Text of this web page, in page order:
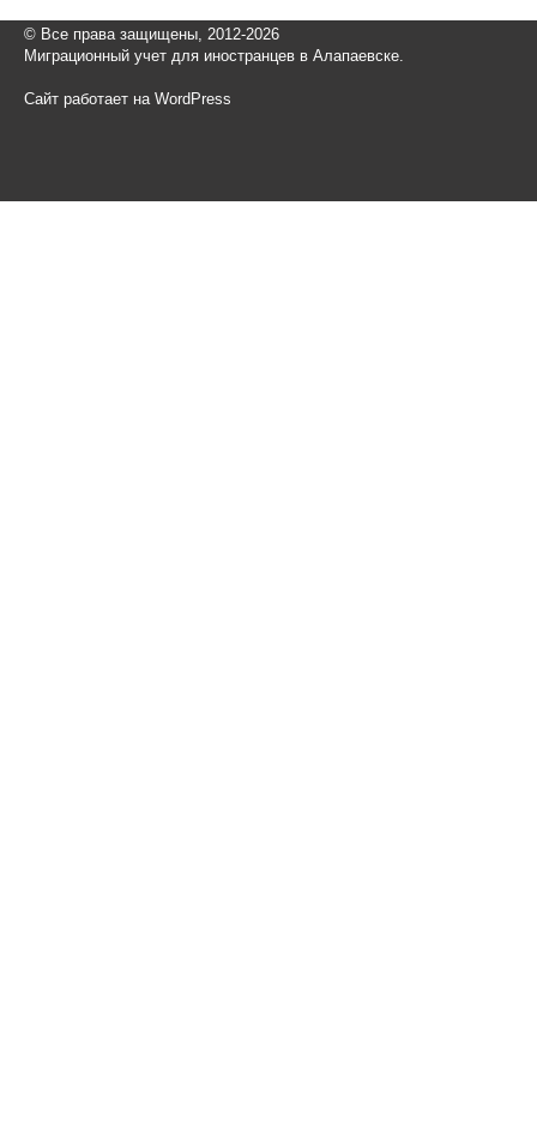
© Все права защищены, 2012-2026
Миграционный учет для иностранцев в Алапаевске.
Сайт работает на WordPress